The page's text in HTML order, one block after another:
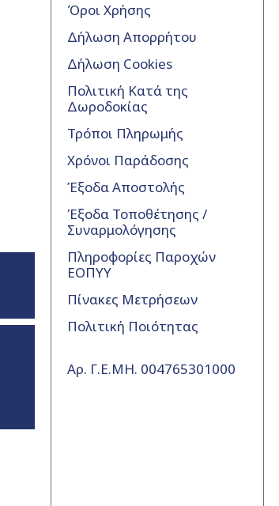
Όροι Χρήσης
Δήλωση Απορρήτου
Δήλωση Cookies
Πολιτική Κατά της
Δωροδοκίας
Τρόποι Πληρωμής
Χρόνοι Παράδοσης
Έξοδα Αποστολής
Έξοδα Τοποθέτησης /
Συναρμολόγησης
Πληροφορίες Παροχών
ΕΟΠΥΥ
Πίνακες Μετρήσεων
Πολιτική Ποιότητας
Αρ. Γ.Ε.ΜΗ. 004765301000